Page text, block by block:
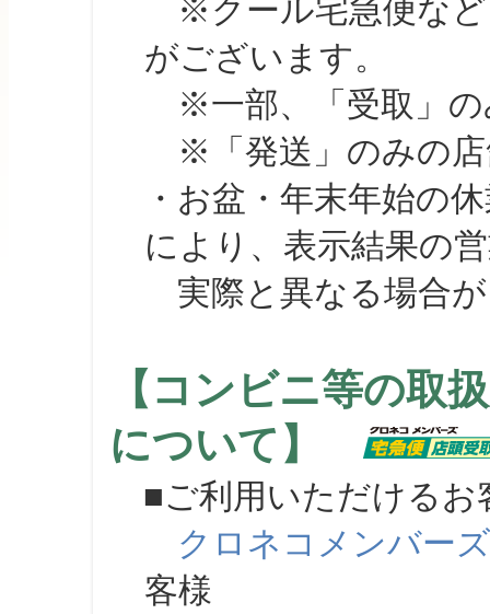
※クール宅急便など
がございます。
※一部、「受取」の
※「発送」のみの店
・お盆・年末年始の
により、表示結果の
実際と異なる場合が
【コンビニ等の取
について】
■ご利用いただけるお
クロネコメンバーズ
客様